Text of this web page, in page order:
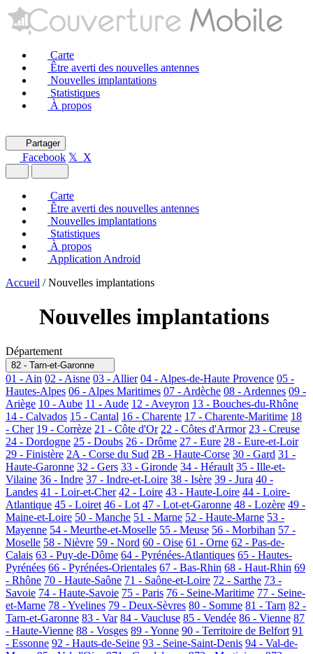
Carte
Être averti des nouvelles antennes
Nouvelles implantations
Statistiques
À propos
Partager
Facebook 𝕏 X
Carte
Être averti des nouvelles antennes
Nouvelles implantations
Statistiques
À propos
Application Android
Accueil / Nouvelles implantations
Nouvelles implantations
Département
82 - Tarn-et-Garonne
01 - Ain 02 - Aisne 03 - Allier 04 - Alpes-de-Haute Provence 05 -
Hautes-Alpes 06 - Alpes Maritimes 07 - Ardèche 08 - Ardennes 09 -
Ariège 10 - Aube 11 - Aude 12 - Aveyron 13 - Bouches-du-Rhône
14 - Calvados 15 - Cantal 16 - Charente 17 - Charente-Maritime 18
- Cher 19 - Corrèze 21 - Côte d'Or 22 - Côtes d'Armor 23 - Creuse
24 - Dordogne 25 - Doubs 26 - Drôme 27 - Eure 28 - Eure-et-Loir
29 - Finistère 2A - Corse du Sud 2B - Haute-Corse 30 - Gard 31 -
Haute-Garonne 32 - Gers 33 - Gironde 34 - Hérault 35 - Ille-et-
Vilaine 36 - Indre 37 - Indre-et-Loire 38 - Isère 39 - Jura 40 -
Landes 41 - Loir-et-Cher 42 - Loire 43 - Haute-Loire 44 - Loire-
Atlantique 45 - Loiret 46 - Lot 47 - Lot-et-Garonne 48 - Lozère 49 -
Maine-et-Loire 50 - Manche 51 - Marne 52 - Haute-Marne 53 -
Mayenne 54 - Meurthe-et-Moselle 55 - Meuse 56 - Morbihan 57 -
Moselle 58 - Nièvre 59 - Nord 60 - Oise 61 - Orne 62 - Pas-de-
Calais 63 - Puy-de-Dôme 64 - Pyrénées-Atlantiques 65 - Hautes-
Pyrénées 66 - Pyrénées-Orientales 67 - Bas-Rhin 68 - Haut-Rhin 69
- Rhône 70 - Haute-Saône 71 - Saône-et-Loire 72 - Sarthe 73 -
Savoie 74 - Haute-Savoie 75 - Paris 76 - Seine-Maritime 77 - Seine-
et-Marne 78 - Yvelines 79 - Deux-Sèvres 80 - Somme 81 - Tarn 82 -
Tarn-et-Garonne 83 - Var 84 - Vaucluse 85 - Vendée 86 - Vienne 87
- Haute-Vienne 88 - Vosges 89 - Yonne 90 - Territoire de Belfort 91
- Essonne 92 - Hauts-de-Seine 93 - Seine-Saint-Denis 94 - Val-de-